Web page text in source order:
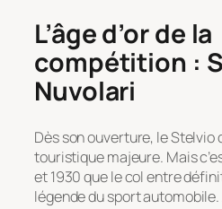
L’âge d’or de la
compétition :
Nuvolari
Dès son ouverture, le
touristique majeure. Mais
et 1930 que le col entre
légende du sport automobile.